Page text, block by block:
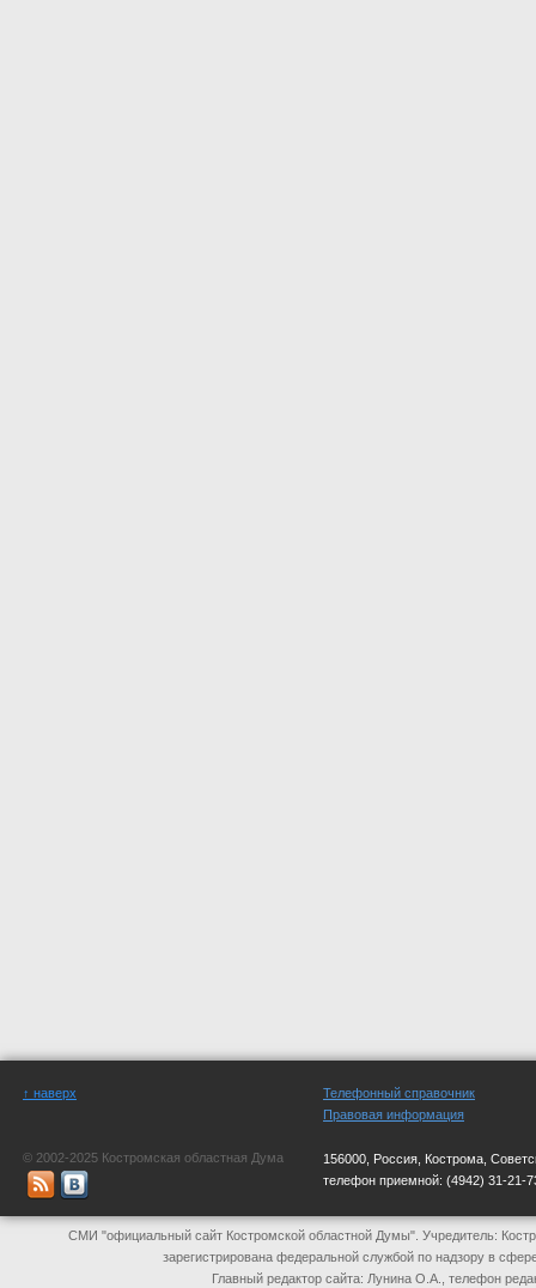
↑ наверх
© 2002-2025 Костромская областная Дума
Телефонный справочник
Правовая информация
156000, Россия, Кострома,
телефон приемной: (4942) 31-21-
СМИ "официальный сайт Костромской областной Думы". Учредитель:
зарегистрирована федеральной службой по надзору в
Главный редактор сайта: Лунина О.А., телефон